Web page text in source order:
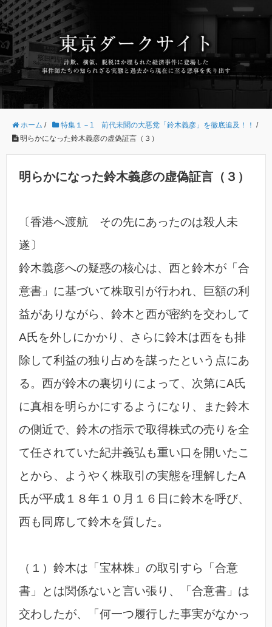
ホーム / 特集１－1 前代未聞の大悪党「鈴木義彦」を徹底追及！！ /
明らかになった鈴木義彦の虚偽証言（３）
明らかになった鈴木義彦の虚偽証言（３）
〔香港へ渡航 その先にあったのは殺人未
遂〕
鈴木義彦への疑惑の核心は、西と鈴木が「合
意書」に基づいて株取引が行われ、巨額の利
益がありながら、鈴木と西が密約を交わして
A氏を外しにかかり、さらに鈴木は西をも排
除して利益の独り占めを謀ったという点にあ
る。西が鈴木の裏切りによって、次第にA氏
に真相を明らかにするようになり、また鈴木
の側近で、鈴木の指示で取得株式の売りを全
て任されていた紀井義弘も重い口を開いたこ
とから、ようやく株取引の実態を理解したA
氏が平成１８年１０月１６日に鈴木を呼び、
西も同席して鈴木を質した。
（１）鈴木は「宝林株」の取引すら「合意
書」とは関係ないと言い張り、「合意書」は
交わしたが、「何一つ履行した事実がなかっ